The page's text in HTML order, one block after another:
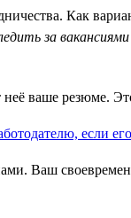
Как
за
ваше резюме.
Ваш